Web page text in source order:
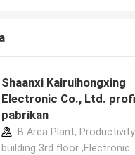
Shaanxi Kairuihongxing
Electronic Co., Ltd.
pabrikan
B Area Plant, Productivity
building 3rd floor ,Electronic